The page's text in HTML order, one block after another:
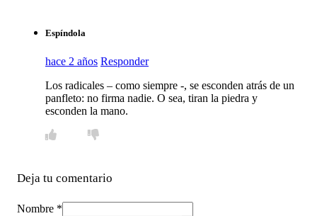
Espíndola
hace 2 años Responder
Los radicales – como siempre -, se esconden atrás de un
panfleto: no firma nadie. O sea, tiran la piedra y
esconden la mano.
Deja tu comentario
Nombre *